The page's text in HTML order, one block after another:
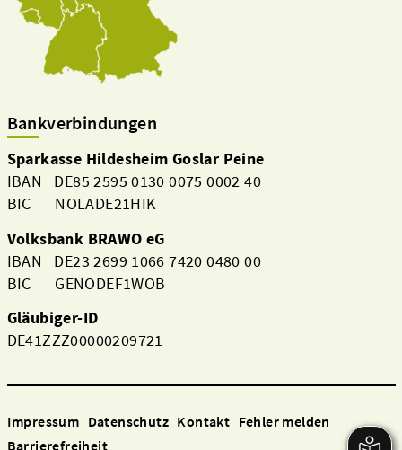
Bankverbindungen
Sparkasse Hildesheim Goslar Peine
IBAN DE85 2595 0130 0075 0002 40
BIC NOLADE21HIK
Volksbank BRAWO eG
IBAN DE23 2699 1066 7420 0480 00
BIC GENODEF1WOB
Gläubiger-ID
DE41ZZZ00000209721
Impressum Datenschutz Kontakt Fehler melden
Barrierefreiheit